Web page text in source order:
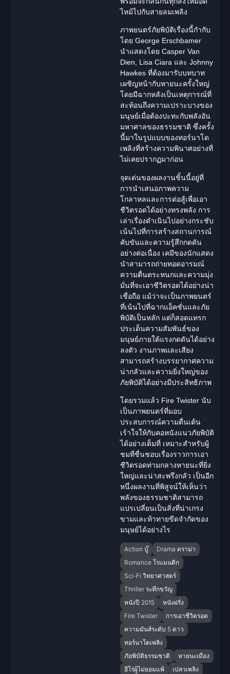
ไหม้ไปกับสายลมเพลิง
ภาพยนตร์ภัยพิบัติเรื่องนี้กำกับ
โดย George Erschbamer
นำแสดงโดย Casper Van
Dien, Lisa Ciara และ Johnny
Hawkes ที่ต้องมารับบทบาท
เผชิญหน้ากับหายนะครั้งใหญ่
โดยมีฉากหลังเป็นเหตุการณ์ที่
สะท้อนถึงความเปราะบางของ
มนุษย์เมื่อต้องปะทะกับพลังอัน
มหาศาลของธรรมชาติ ซึ่งครั้ง
นี้มาในรูปแบบของทอร์นาโด
เพลิงที่สร้างความพินาศอย่างที่
ไม่เคยปรากฏมาก่อน
จุดเด่นของผลงานชิ้นนี้อยู่ที่
การนำเสนอภาพความ
โกลาหลและการต่อสู้เพื่อเอา
ชีวิตรอดได้อย่างทรงพลัง การ
เล่าเรื่องดำเนินไปอย่างกระชับ
เน้นไปที่การสร้างสถานการณ์
คับขันและความรู้สึกกดดัน
อย่างต่อเนื่อง เคมีของนักแสดง
นำสามารถถ่ายทอดอารมณ์
ความตื่นตระหนกและความมุ่ง
มั่นที่จะเอาชีวิตรอดได้อย่างน่า
เชื่อถือ แม้ว่าจะเป็นภาพยนตร์
ที่เน้นไปที่ฉากแอ็คชั่นและภัย
พิบัติเป็นหลัก แต่ก็สอดแทรก
ประเด็นความสัมพันธ์ของ
มนุษย์ภายใต้แรงกดดันได้อย่าง
ลงตัว งานภาพและเสียง
สามารถสร้างบรรยากาศความ
น่ากลัวและความยิ่งใหญ่ของ
ภัยพิบัติได้อย่างมีประสิทธิภาพ
โดยรวมแล้ว Fire Twister นับ
เป็นภาพยนตร์ที่มอบ
ประสบการณ์ความตื่นเต้น
เร้าใจให้กับคอหนังแนวภัยพิบัติ
ได้อย่างเต็มที่ เหมาะสำหรับผู้
ชมที่ชื่นชอบเรื่องราวการเอา
ชีวิตรอดท่ามกลางหายนะที่ยิ่ง
ใหญ่และน่าสะพรึงกลัว เป็นอีก
หนึ่งผลงานที่พิสูจน์ให้เห็นว่า
พลังของธรรมชาติสามารถ
แปรเปลี่ยนเป็นสิ่งที่น่าเกรง
ขามและท้าทายขีดจำกัดของ
มนุษย์ได้อย่างไร
Action บู๊
Drama ดราม่า
Romance โรแมนติก
Sci-Fi วิทยาศาสตร์
Thriller ระทึกขวัญ
หนังปี 2015
หนังฝรั่ง
Fire Twister
การเอาชีวิตรอด
ความมันส์ระดับ 5 ดาว
ทอร์นาโดเพลิง
ภัยพิบัติธรรมชาติ
หายนะเมือง
ฮีโร่ผู้ไม่ยอมแพ้
เปลวเพลิง